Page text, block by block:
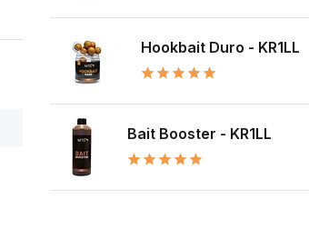
Hookbait Duro - KR1LL
Bait Booster - KR1LL